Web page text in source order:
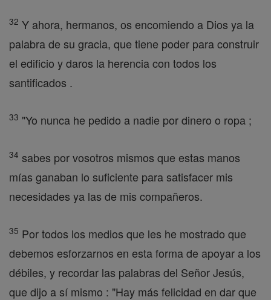
32 Y ahora, hermanos, os encomiendo a Dios ya la
palabra de su gracia, que tiene poder para construir
el edificio y daros la herencia con todos los
santificados .
33 "Yo nunca he pedido a nadie por dinero o ropa ;
34 sabes por vosotros mismos que estas manos
mías ganaban lo suficiente para satisfacer mis
necesidades ya las de mis compañeros.
35 Por todos los medios que les he mostrado que
debemos esforzarnos en esta forma de apoyar a los
débiles, y recordar las palabras del Señor Jesús,
que dijo a sí mismo : "Hay más felicidad en dar que